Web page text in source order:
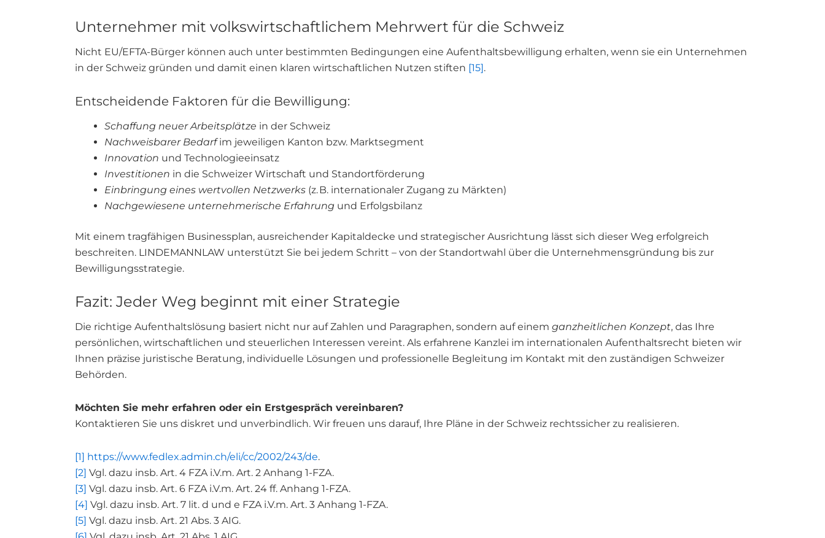
Unternehmer mit volkswirtschaftlichem Mehrwert für die Schweiz
Nicht EU/EFTA-Bürger können auch unter bestimmten Bedingungen eine Aufenthaltsbewilligung erhalten, wenn sie ein Unternehmen
in der Schweiz gründen und damit einen klaren wirtschaftlichen Nutzen stiften [15].
Entscheidende Faktoren für die Bewilligung:
Schaffung neuer Arbeitsplätze in der Schweiz
Nachweisbarer Bedarfim jeweiligen Kanton bzw. Marktsegment
Innovation und Technologieeinsatz
Investitionen in die Schweizer Wirtschaft und Standortförderung
Einbringung eines wertvollen Netzwerks (z. B. internationaler Zugang zu Märkten)
Nachgewiesene unternehmerische Erfahrung und Erfolgsbilanz
Mit einem tragfähigen Businessplan, ausreichender Kapitaldecke und strategischer Ausrichtung lässt sich dieser Weg erfolgreich
beschreiten. LINDEMANNLAW unterstützt Sie bei jedem Schritt – von der Standortwahl über die Unternehmensgründung bis zur
Bewilligungsstrategie.
Fazit: Jeder Weg beginnt mit einer Strategie
Die richtige Aufenthaltslösung basiert nicht nur auf Zahlen und Paragraphen, sondern auf einem ganzheitlichen Konzept, das Ihre
persönlichen, wirtschaftlichen und steuerlichen Interessen vereint. Als erfahrene Kanzlei im internationalen Aufenthaltsrecht bieten wir
Ihnen präzise juristische Beratung, individuelle Lösungen und professionelle Begleitung im Kontakt mit den zuständigen Schweizer
Behörden.
Möchten Sie mehr erfahren oder ein Erstgespräch vereinbaren?
Kontaktieren Sie uns diskret und unverbindlich. Wir freuen uns darauf, Ihre Pläne in der Schweiz rechtssicher zu realisieren.
[1] https://www.fedlex.admin.ch/eli/cc/2002/243/de.
[2] Vgl. dazu insb. Art. 4 FZA i.V.m. Art. 2 Anhang 1-FZA.
[3] Vgl. dazu insb. Art. 6 FZA i.V.m. Art. 24 ff. Anhang 1-FZA.
[4] Vgl. dazu insb. Art. 7 lit. d und e FZA i.V.m. Art. 3 Anhang 1-FZA.
[5] Vgl. dazu insb. Art. 21 Abs. 3 AIG.